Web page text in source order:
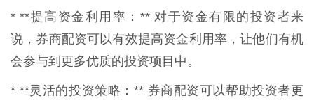
* **提高资金利用率：** 对于资金有限的投资者来
说，券商配资可以有效提高资金利用率，让他们有机
会参与到更多优质的投资项目中。
* **灵活的投资策略：** 券商配资可以帮助投资者更